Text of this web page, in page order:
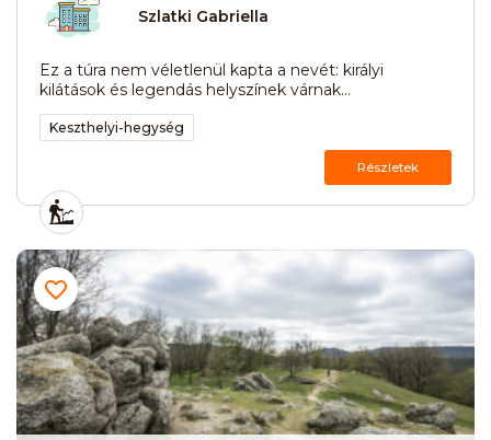
Szlatki Gabriella
Ez a túra nem véletlenül kapta a nevét: királyi
kilátások és legendás helyszínek várnak...
Keszthelyi-hegység
Részletek